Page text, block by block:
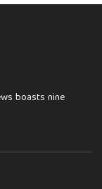
boasts nine